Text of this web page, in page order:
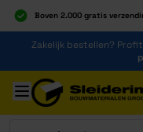
Boven 2.000 gratis
Al 40 jaar dé specialist
Alles onder één dak
Ga naar de inhoud
Zakelijk bestellen?
Ga naar hoofdinhoud